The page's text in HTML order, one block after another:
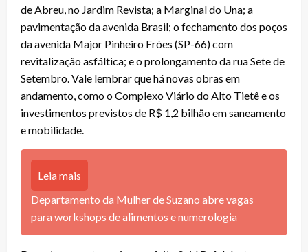
de Abreu, no Jardim Revista; a Marginal do Una; a
pavimentação da avenida Brasil; o fechamento dos poços
da avenida Major Pinheiro Fróes (SP-66) com
revitalização asfáltica; e o prolongamento da rua Sete de
Setembro. Vale lembrar que há novas obras em
andamento, como o Complexo Viário do Alto Tietê e os
investimentos previstos de R$ 1,2 bilhão em saneamento
e mobilidade.
Leia mais
Departamento da Mulher de Suzano abre vagas
para workshops de alimentos e numerologia